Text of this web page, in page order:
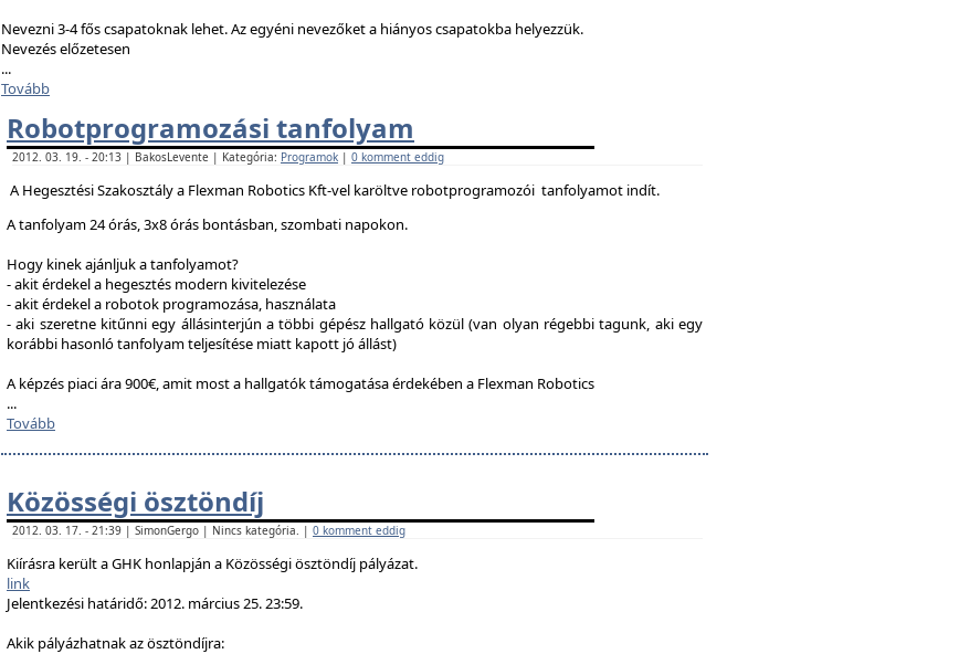
Nevezni 3-4 fős csapatoknak lehet. Az egyéni nevezőket a hiányos csapatokba helyezzük.
Nevezés előzetesen
...
Tovább
Robotprogramozási tanfolyam
2012. 03. 19. - 20:13 | BakosLevente | Kategória: Programok | 0 komment eddig
A Hegesztési Szakosztály a Flexman Robotics Kft-vel karöltve robotprogramozói tanfolyamot indít.
A tanfolyam 24 órás, 3x8 órás bontásban, szombati napokon.
Hogy kinek ajánljuk a tanfolyamot?
- akit érdekel a hegesztés modern kivitelezése
- akit érdekel a robotok programozása, használata
- aki szeretne kitűnni egy állásinterjún a többi gépész hallgató közül (van olyan régebbi tagunk, aki egy
korábbi hasonló tanfolyam teljesítése miatt kapott jó állást)
A képzés piaci ára 900€, amit most a hallgatók támogatása érdekében a Flexman Robotics
...
Tovább
Közösségi ösztöndíj
2012. 03. 17. - 21:39 | SimonGergo | Nincs kategória. | 0 komment eddig
Kiírásra került a GHK honlapján a Közösségi ösztöndíj pályázat.
link
Jelentkezési határidő: 2012. március 25. 23:59.
Akik pályázhatnak az ösztöndíjra: